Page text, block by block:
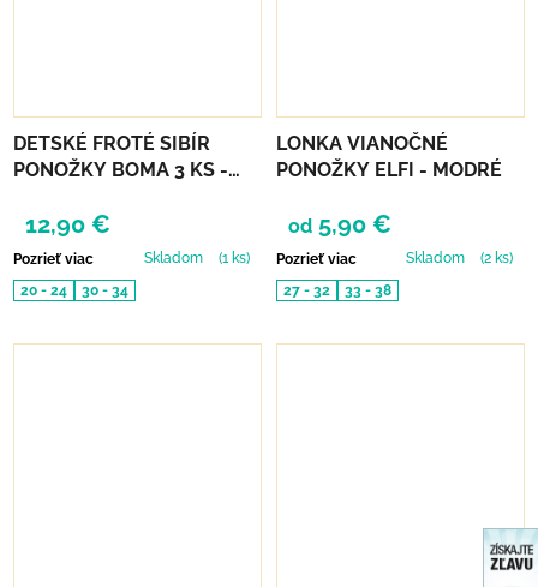
DETSKÉ FROTÉ SIBÍR
PONOŽKY BOMA 3 KS -
12,90 €
Pozrieť viac Skladom
(1 ks)
20 - 24
30 - 34
LONKA VIANOČNÉ
PONOŽKY ELFI - MODRÉ
od 5,90 €
Pozrieť viac Skladom
(2 ks)
27 - 32
33 - 38